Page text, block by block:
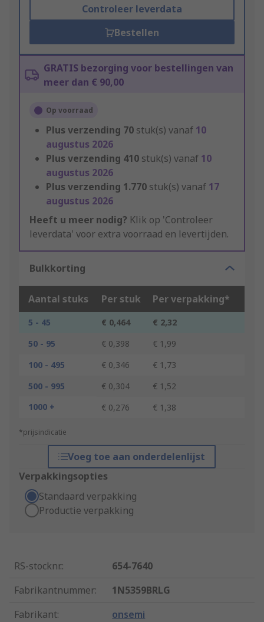
Controleer leverdata
Bestellen
GRATIS bezorging voor bestellingen van
meer dan € 90,00
Op voorraad
Plus verzending 70 stuk(s) vanaf 10
augustus 2026
Plus verzending 410 stuk(s) vanaf 10
augustus 2026
Plus verzending 1.770 stuk(s) vanaf 17
augustus 2026
Heeft u meer nodig? Klik op 'Controleer
leverdata' voor extra voorraad en levertijden.
Bulkkorting
Aantal stuks Per stuk Per verpakking*
5 - 45 € 0,464
€ 2,32
50 - 95
€ 0,398
€ 1,99
100 - 495
€ 0,346
€ 1,73
500 - 995
€ 0,304
€ 1,52
1000 +
€ 0,276 € 1,38
*prijsindicatie
Voeg toe aan onderdelenlijst
Verpakkingsopties
Standaard verpakking
Productie verpakking
RS-stocknr.:
654-7640
Fabrikantnummer:
1N5359BRLG
Fabrikant: onsemi